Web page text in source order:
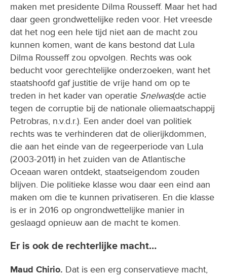
maken met presidente Dilma Rousseff. Maar het had
daar geen grondwettelijke reden voor. Het vreesde
dat het nog een hele tijd niet aan de macht zou
kunnen komen, want de kans bestond dat Lula
Dilma Rousseff zou opvolgen. Rechts was ook
beducht voor gerechtelijke onderzoeken, want het
staatshoofd gaf justitie de vrije hand om op te
treden in het kader van operatie Snelwas(de actie
tegen de corruptie bij de nationale oliemaatschappij
Petrobras, n.v.d.r.). Een ander doel van politiek
rechts was te verhinderen dat de olierijkdommen,
die aan het einde van de regeerperiode van Lula
(2003-2011) in het zuiden van de Atlantische
Oceaan waren ontdekt, staatseigendom zouden
blijven. Die politieke klasse wou daar een eind aan
maken om die te kunnen privatiseren. En die klasse
is er in 2016 op ongrondwettelijke manier in
geslaagd opnieuw aan de macht te komen.
Er is ook de rechterlijke macht…
Maud Chirio. Dat is een erg conservatieve macht,